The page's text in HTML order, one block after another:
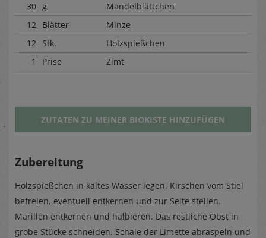
30 g
Mandelblättchen
12 Blätter
Minze
12 Stk.
Holzspießchen
1
Prise Zimt
ZUTATEN ZU MEINER BIOKISTE HINZUFÜGEN
Zubereitung
Holzspießchen in kaltes Wasser legen. Kirschen vom Stiel
befreien, eventuell entkernen und zur Seite stellen.
Marillen entkernen und halbieren. Das restliche Obst in
grobe Stücke schneiden. Schale der Limette abraspeln und